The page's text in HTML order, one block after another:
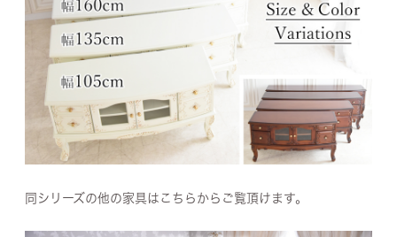
同シリーズの他の家具はこちらからご覧頂けます。